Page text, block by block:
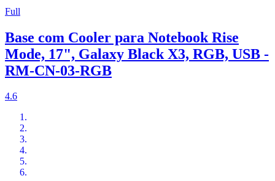
Full
Base com Cooler para Notebook Rise
Mode, 17", Galaxy Black X3, RGB, USB -
RM-CN-03-RGB
4.6